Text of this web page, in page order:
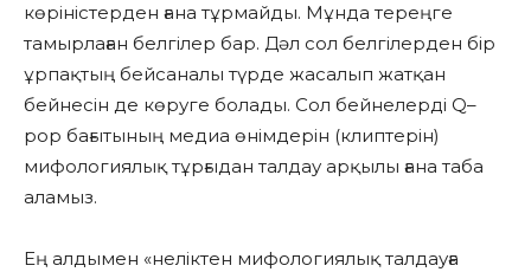
көріністерден ғана тұрмайды. Мұнда тереңге
тамырлаған белгілер бар. Дәл сол белгілерден бір
ұрпақтың бейсаналы түрде жасалып жатқан
бейнесін де көруге болады. Сол бейнелерді Q–
pop бағытының медиа өнімдерін (клиптерін)
мифологиялық тұрғыдан талдау арқылы ғана таба
аламыз.
Ең алдымен «неліктен мифологиялық талдауға